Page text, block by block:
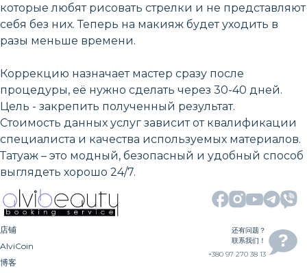
которые любят рисовать стрелки и не представляют
себя без них. Теперь на макияж будет уходить в
разы меньше времени.
Коррекцию назначает мастер сразу после
процедуры, её нужно сделать через 30-40 дней.
Цель - закрепить полученный результат.
Стоимость данных услуг зависит от квалификации
специалиста и качества используемых материалов.
Татуаж – это модный, безопасный и удобный способ
выглядеть хорошо 24/7.
店铺
AlviCoin
博客
还有问题？
联系我们！
+380 97 270 38 13